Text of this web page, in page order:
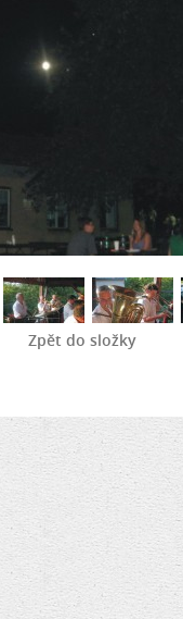
Zpět do složky